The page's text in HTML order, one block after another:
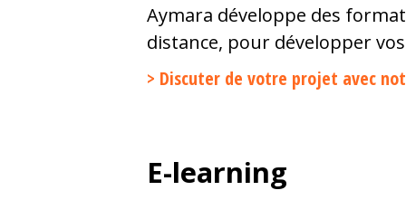
Aymara développe des
distance, pour développer
> Discuter de votre projet avec
E-learning